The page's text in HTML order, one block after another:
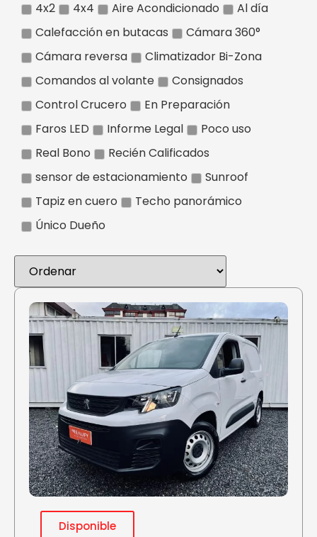
4x2
4x4 Aire Acondicionado
Al día
Calefacción en butacas
Cámara 360°
Cámara reversa
Climatizador Bi-Zona
Comandos al volante
Consignados
Control Crucero
En Preparación
Faros LED
Informe Legal
Poco uso
Real Bono
Recién Calificados
sensor de estacionamiento
Sunroof
Tapiz en cuero
Techo panorámico
Único Dueño
Disponible